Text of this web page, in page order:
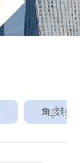
角接触